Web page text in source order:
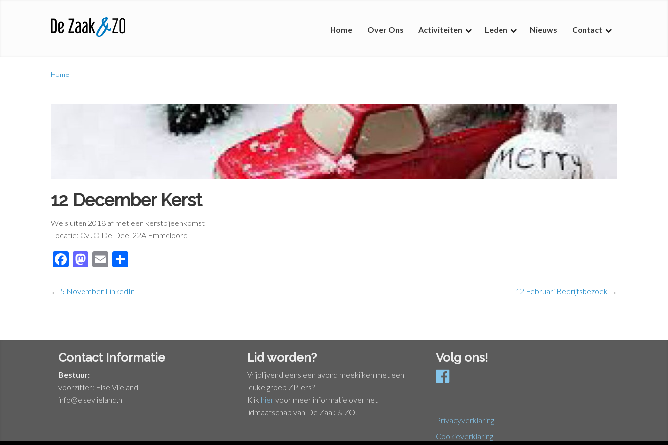
Home Over Ons Activiteiten Leden Nieuws Contact
Home
12 December Kerst
We sluiten 2018 af met een kerstbijeenkomst
Locatie: CvJO De Deel 22A Emmeloord
Facebook
Mastodon
Email
12 Februari Bedrijfsbezoek →
← 5 November LinkedIn
Contact Informatie
Bestuur:
voorzitter: Else Vlieland
info@elsevlieland.nl
Lid worden?
Vrijblijvend eens een avond meekijken met een
leuke groep ZP-ers?
Klik hiervoor meer informatie over het
lidmaatschap van De Zaak & ZO.
Volg ons!
Privacyverklaring
Cookieverklaring